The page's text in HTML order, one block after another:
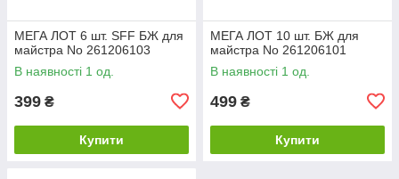
МЕГА ЛОТ 6 шт. SFF БЖ для
майстра No 261206103
В наявності 1 од.
399 ₴
Купити
МЕГА ЛОТ 10 шт. БЖ для
майстра No 261206101
В наявності 1 од.
499 ₴
Купити